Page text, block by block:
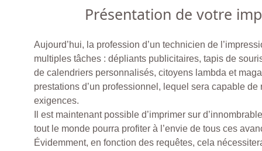
Présentation de votre
Aujourd’hui, la profession d’un technicien de
multiples tâches : dépliants publicitaires, tapis de
de calendriers personnalisés, citoyens lambda et
prestations d’un professionnel, lequel sera capable de
exigences.
Il est maintenant possible d’imprimer sur
tout le monde pourra profiter à l’envie de tous ces
Évidemment, en fonction des requêtes, cela